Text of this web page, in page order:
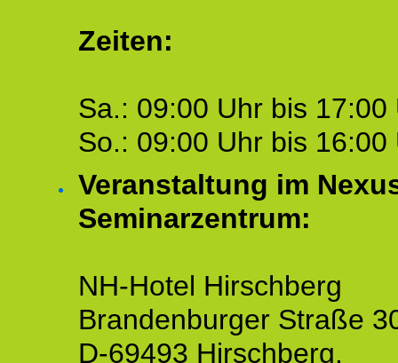
Zeiten:
Sa.: 09:00 Uhr bis 17:00
So.: 09:00 Uhr bis 16:00
Veranstaltung im
Seminarzentrum:
NH-Hotel Hirschberg
Brandenburger Straße
D-69493 Hirschberg.